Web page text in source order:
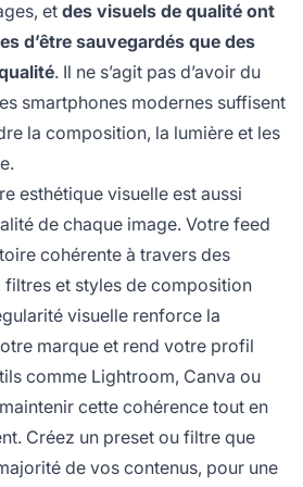
et des visuels de qualité ont
d’être sauvegardés que des
. Il ne s’agit pas d’avoir du
smartphones modernes suffisent
la composition, la lumière et les
esthétique visuelle est aussi
de chaque image. Votre feed
cohérente à travers des
filtres et styles de composition
visuelle renforce la
marque et rend votre profil
comme Lightroom, Canva ou
cette cohérence tout en
Créez un preset ou filtre que
de vos contenus, pour une